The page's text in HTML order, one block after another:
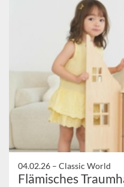
04.02.26 – Classic World
Flämisches